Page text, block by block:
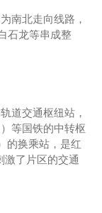
南北走向线路，
石龙等串成整
道交通枢纽站，
等国铁的中转枢
的换乘站，是红
激了片区的交通